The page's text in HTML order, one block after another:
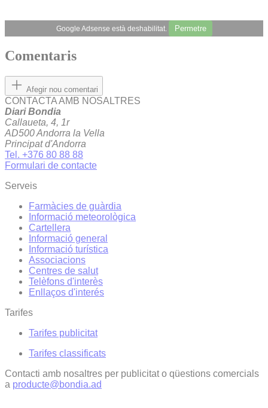
Google Adsense està deshabilitat. Permetre
Comentaris
Afegir nou comentari
CONTACTA AMB NOSALTRES
Diari Bondia
Callaueta, 4, 1r
AD500 Andorra la Vella
Principat d'Andorra
Tel. +376 80 88 88
Formulari de contacte
Serveis
Farmàcies de guàrdia
Informació meteorològica
Cartellera
Informació general
Informació turística
Associacions
Centres de salut
Telèfons d'interès
Enllaços d'interés
Tarifes
Tarifes publicitat
Tarifes classificats
Contacti amb nosaltres per publicitat o qüestions comercials
a producte@bondia.ad